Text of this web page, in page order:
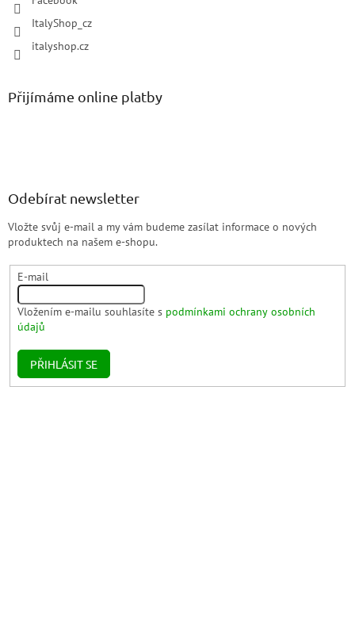
ItalyShop_cz
italyshop.cz
Přijímáme online platby
Odebírat newsletter
Vložte svůj e-mail a my vám budeme zasílat informace o nových
produktech na našem e-shopu.
E-mail
Vložením e-mailu souhlasíte s podmínkami ochrany osobních
údajů
PŘIHLÁSIT SE